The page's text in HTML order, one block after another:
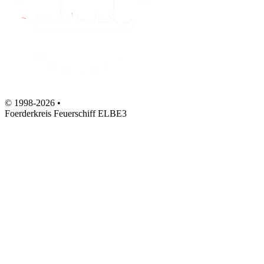
© 1998-2026 •
Foerderkreis Feuerschiff ELBE3